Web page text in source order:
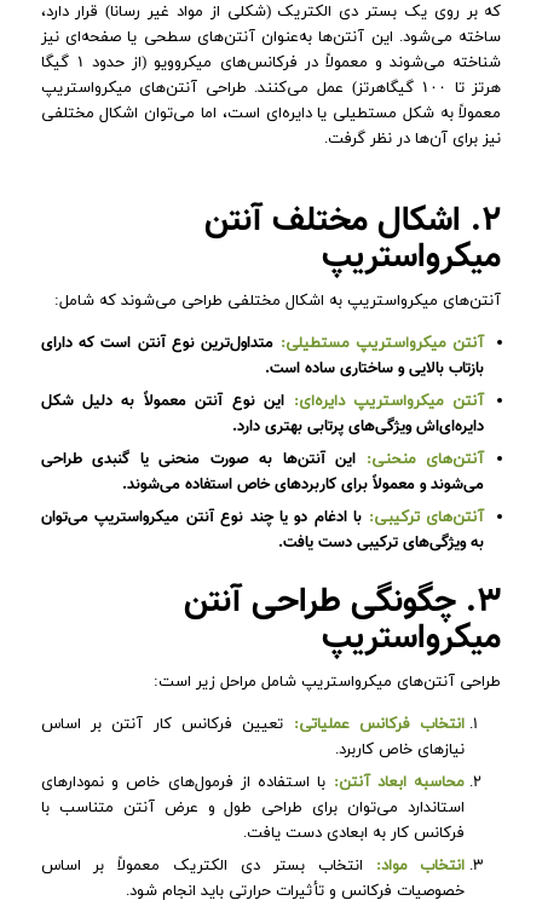
که بر روی یک بستر دی الکتریک (شکلی از مواد غیر رسانا) قرار دارد،
ساخته می‌شود. این آنتن‌ها به‌عنوان آنتن‌های سطحی یا صفحه‌ای نیز
شناخته می‌شوند و معمولاً در فرکانس‌های میکروویو (از حدود ۱ گیگا
هرتز تا ۱۰۰ گیگاهرتز) عمل می‌کنند. طراحی آنتن‌های میکرواستریپ
معمولاً به شکل مستطیلی یا دایره‌ای است، اما می‌توان اشکال مختلفی
نیز برای آن‌ها در نظر گرفت.
۲. اشکال مختلف آنتن
میکرواستریپ
آنتن‌های میکرواستریپ به اشکال مختلفی طراحی می‌شوند که شامل:
آنتن میکرواستریپ مستطیلی: متداول‌ترین نوع آنتن است که دارای
بازتاب بالایی و ساختاری ساده است.
آنتن میکرواستریپ دایره‌ای: این نوع آنتن معمولاً به دلیل شکل
دایره‌ای‌اش ویژگی‌های پرتابی بهتری دارد.
آنتن‌های منحنی: این آنتن‌ها به صورت منحنی یا گنبدی طراحی
می‌شوند و معمولاً برای کاربردهای خاص استفاده می‌شوند.
آنتن‌های ترکیبی: با ادغام دو یا چند نوع آنتن میکرواستریپ می‌توان
به ویژگی‌های ترکیبی دست یافت.
۳. چگونگی طراحی آنتن
میکرواستریپ
طراحی آنتن‌های میکرواستریپ شامل مراحل زیر است:
انتخاب فرکانس عملیاتی: تعیین فرکانس کار آنتن بر اساس
نیازهای خاص کاربرد.
محاسبه ابعاد آنتن: با استفاده از فرمول‌های خاص و نمودارهای
استاندارد می‌توان برای طراحی طول و عرض آنتن متناسب با
فرکانس کار به ابعادی دست یافت.
انتخاب مواد: انتخاب بستر دی الکتریک معمولاً بر اساس
خصوصیات فرکانس و تأثیرات حرارتی باید انجام شود.